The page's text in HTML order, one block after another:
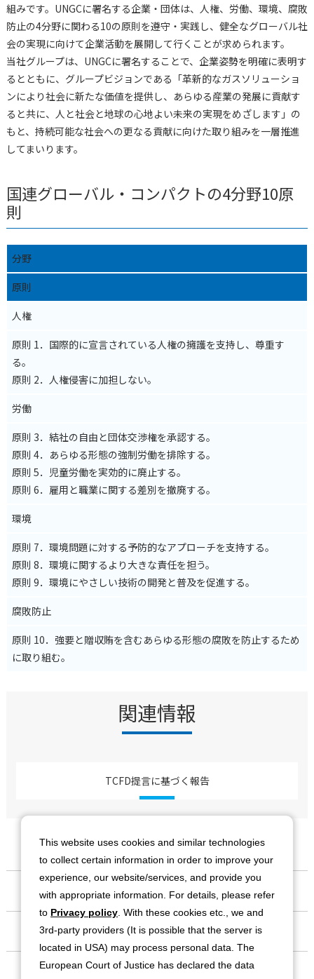
組みです。UNGCに署名する企業・団体は、人権、労働、環境、腐敗
防止の4分野に関わる10の原則を遵守・実践し、健全なグローバル社
会の実現に向けて企業活動を展開して行くことが求められます。
当社グループは、UNGCに署名することで、企業姿勢を明確に表明す
るとともに、グループビジョンである「革新的なガスソリューショ
ンにより社会に新たな価値を提供し、あらゆる産業の発展に貢献す
ると共に、人と社会と地球の心地よい未来の実現をめざします」の
もと、持続可能な社会への更なる貢献に向けた取り組みを一層推進
してまいります。
国連グローバル・コンパクトの4分野10原
則
分野
原則
人権
原則 1．国際的に宣言されている人権の擁護を支持し、尊重す
る。
原則 2．人権侵害に加担しない。
労働
原則 3．結社の自由と団体交渉権を承認する。
原則 4．あらゆる形態の強制労働を排除する。
原則 5．児童労働を実効的に廃止する。
原則 6．雇用と職業に関する差別を撤廃する。
環境
原則 7．環境問題に対する予防的なアプローチを支持する。
原則 8．環境に関するより大きな責任を担う。
原則 9．環境にやさしい技術の開発と普及を促進する。
腐敗防止
原則 10．強要と贈収賄を含むあらゆる形態の腐敗を防止するため
に取り組む。
関連情報
TCFD提言に基づく報告
会社情報
事業紹介
IR情報
This website uses cookies and similar technologies
to collect certain information in order to improve your
experience, our website/services, and provide you
with appropriate information. For details, please refer
to Privacy policy . With these cookies etc., we and
3rd-party providers (It is possible that the server is
located in USA) may process personal data. The
European Court of Justice has declared the data